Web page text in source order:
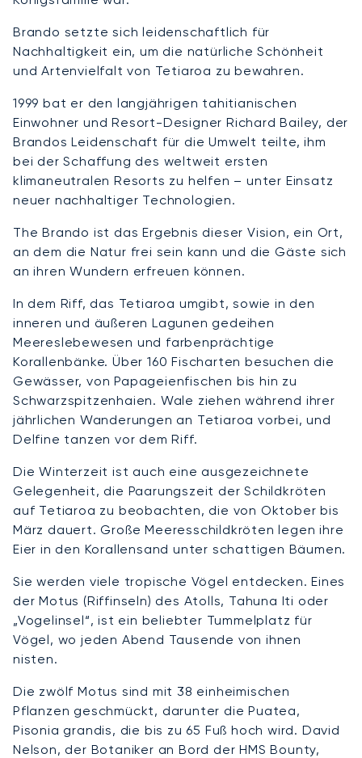
Brando setzte sich leidenschaftlich für
Nachhaltigkeit ein, um die natürliche Schönheit
und Artenvielfalt von Tetiaroa zu bewahren.
1999 bat er den langjährigen tahitianischen
Einwohner und Resort-Designer Richard Bailey, der
Brandos Leidenschaft für die Umwelt teilte, ihm
bei der Schaffung des weltweit ersten
klimaneutralen Resorts zu helfen – unter Einsatz
neuer nachhaltiger Technologien.
The Brando ist das Ergebnis dieser Vision, ein Ort,
an dem die Natur frei sein kann und die Gäste sich
an ihren Wundern erfreuen können.
In dem Riff, das Tetiaroa umgibt, sowie in den
inneren und äußeren Lagunen gedeihen
Meereslebewesen und farbenprächtige
Korallenbänke. Über 160 Fischarten besuchen die
Gewässer, von Papageienfischen bis hin zu
Schwarzspitzenhaien. Wale ziehen während ihrer
jährlichen Wanderungen an Tetiaroa vorbei, und
Delfine tanzen vor dem Riff.
Die Winterzeit ist auch eine ausgezeichnete
Gelegenheit, die Paarungszeit der Schildkröten
auf Tetiaroa zu beobachten, die von Oktober bis
März dauert. Große Meeresschildkröten legen ihre
Eier in den Korallensand unter schattigen Bäumen.
Sie werden viele tropische Vögel entdecken. Eines
der Motus (Riffinseln) des Atolls, Tahuna Iti oder
„Vogelinsel“, ist ein beliebter Tummelplatz für
Vögel, wo jeden Abend Tausende von ihnen
nisten.
Die zwölf Motus sind mit 38 einheimischen
Pflanzen geschmückt, darunter die Puatea,
Pisonia grandis, die bis zu 65 Fuß hoch wird. David
Nelson, der Botaniker an Bord der HMS Bounty,